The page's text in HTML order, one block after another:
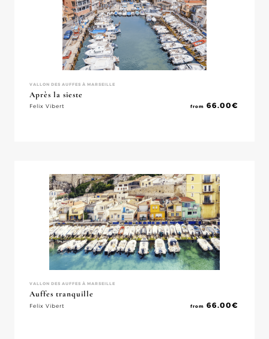
VALLON DES AUFFES À MARSEILLE
Après la sieste
Felix Vibert from 66.00€
VALLON DES AUFFES À MARSEILLE
Auffes tranquille
Felix Vibert from 66.00€